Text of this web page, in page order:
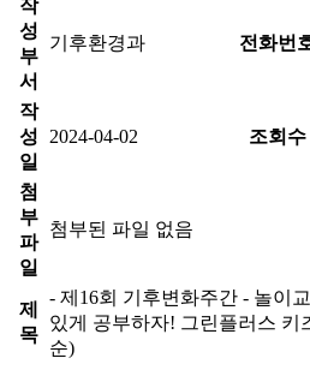
작
성
부
서
기후환경과 전화번
작
성
일
2024-04-02 조회수
첨
부
파
일
첨부된 파일 없음
제
목
- 제16회 기후변화주간 - 놀이
있게 공부하자! 그린플러스 키
순)